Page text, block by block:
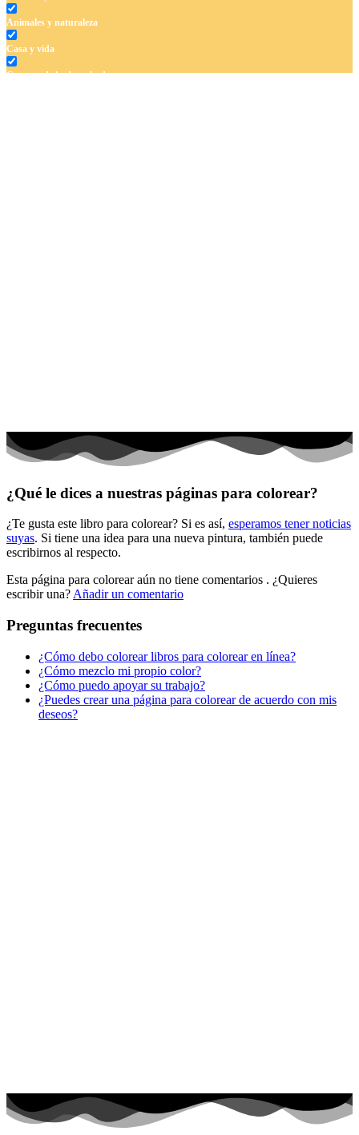
Animales y naturaleza
Casa y vida
Cuentos de hadas y hadas
Transporte
Libros para colorear para niños
Nezaradené
Sin categorizar
¿Qué le dices a nuestras páginas para colorear?
¿Te gusta este libro para colorear? Si es así, esperamos tener noticias
suyas. Si tiene una idea para una nueva pintura, también puede
escribirnos al respecto.
Esta página para colorear aún no tiene comentarios . ¿Quieres
escribir una? Añadir un comentario
Preguntas frecuentes
¿Cómo debo colorear libros para colorear en línea?
¿Cómo mezclo mi propio color?
¿Cómo puedo apoyar su trabajo?
¿Puedes crear una página para colorear de acuerdo con mis
deseos?